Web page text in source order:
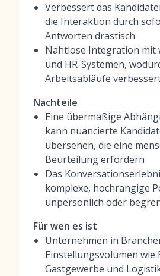
Verbessert das
die Interaktion durch
Antworten drastisch
Nahtlose Integration mit
und HR-Systemen,
Arbeitsabläufe
Nachteile
Eine übermäßige
kann nuancierte
übersehen, die eine
Beurteilung erfordern
Das
komplexe, hochrangige
unpersönlich oder
Für wen es ist
Unternehmen in
Einstellungsvolumen wie
Gastgewerbe und